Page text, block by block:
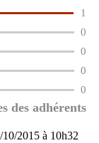
1
0
0
0
0
des adhérents
2015 à 10h32